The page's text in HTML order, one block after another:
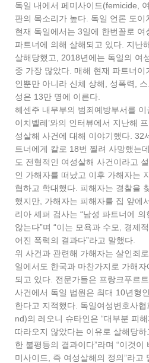
독일 내에서 페미사이드(femicide,
판의 목소리가 높다. 독일 언론 도이
현재 독일에서는 3일에 한번꼴로 여
파트너에 의해 살해되고 있다. 지난
살해당했고, 2018년에는 독일의 여
중 가장 많았다. 매해 현재 파트너
인뿐만 아니라 신체 상해, 성폭력,
성은 13만 명에 이른다.
헤센주 내무부의 범죄예방부서를 이
이치벨레’와의 인터뷰에서 지난해
성살해 사건에 대해 이야기했다. 32
트너에게 칼로 18번 찔려 사망했는
도 전형적인 여성살해 사건이라고
인 가해자를 떠났고 이후 가해자는
협하고 학대했다. 피해자는 경찰을
했지만, 가해자는 피해자를 집 앞에
리아 셰퍼 검사는 “남성 파트너에
않는다”며 “이는 모욕과 수모, 경제
어진 폭력의 결과다”라고 말했다.
위 사건과 관련해 가해자는 살인죄
일에서도 한국과 마찬가지로 가해
되고 있다. 전문가들은 프랑크푸르
사건에서 독일 법원은 최대 10년형
한다고 지적했다. 독일여성변호사
nd)의 레오니 슈타인은 “대부분 피
따라오지 않았다는 이유로 살해당
한 불평등의 결과이다”라며 “이것
미사이드, 즉 여성살해의 정의”라고